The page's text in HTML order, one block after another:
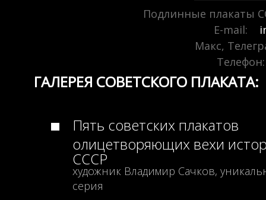
Подлинные плакаты
E-mail:
Макс,
Телефон:
ГАЛЕРЕЯ СОВЕТСКОГО ПЛАКАТА:
Пять советских плакатов
олицетворяющих вехи
СССР
художник Владимир Сачков,
серия